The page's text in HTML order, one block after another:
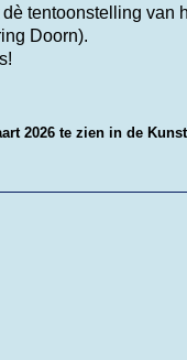
tentoonstelling van
Doorn).
2026 te zien in de